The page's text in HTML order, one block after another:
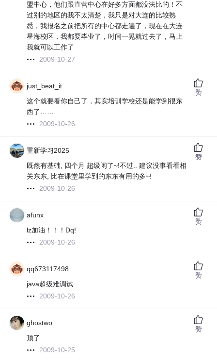
盟中心，他们跟直营中心在好多方面都没法比的！不
过别的地区的我不太清楚，我只是对大连的比较熟
悉，我报名之前把所有的中心都走遍了，现在在大连
星海校区，我都要毕业了，时间一晃就过去了，马上
我就可以工作了
2009-10-27
just_beat_it
这个就要看你自己了，其实培训学校还是能学到很东
西了……
2009-10-26
赞
重新学习2025
既然有基础, 四个月 超级闲了~!不过.. 建议没事看看相
关东东, 比在课堂里学到的东东有用的多~!
2009-10-26
赞
afunx
lz加油！！！Dq!
2009-10-26
赞
qq673117498
java超级难调试
2009-10-26
赞
ghostwo
顶了
2009-10-25
赞